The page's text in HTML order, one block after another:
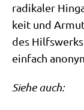
radi­ka­ler
keit und
des
ein­fach
Sie­he auch: